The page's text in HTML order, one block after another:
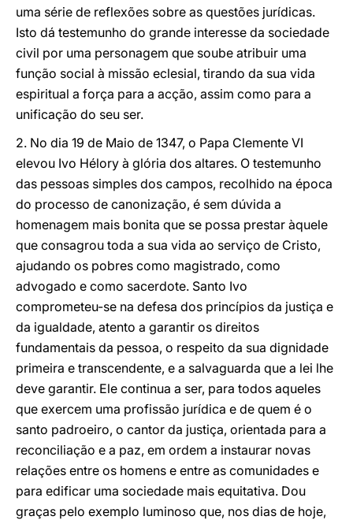
uma série de reflexões sobre as questões jurídicas.
Isto dá testemunho do grande interesse da sociedade
civil por uma personagem que soube atribuir uma
função social à missão eclesial, tirando da sua vida
espiritual a força para a acção, assim como para a
unificação do seu ser.
2. No dia 19 de Maio de 1347, o Papa Clemente VI
elevou Ivo Hélory à glória dos altares. O testemunho
das pessoas simples dos campos, recolhido na época
do processo de canonização, é sem dúvida a
homenagem mais bonita que se possa prestar àquele
que consagrou toda a sua vida ao serviço de Cristo,
ajudando os pobres como magistrado, como
advogado e como sacerdote. Santo Ivo
comprometeu-se na defesa dos princípios da justiça e
da igualdade, atento a garantir os direitos
fundamentais da pessoa, o respeito da sua dignidade
primeira e transcendente, e a salvaguarda que a lei lhe
deve garantir. Ele continua a ser, para todos aqueles
que exercem uma profissão jurídica e de quem é o
santo padroeiro, o cantor da justiça, orientada para a
reconciliação e a paz, em ordem a instaurar novas
relações entre os homens e entre as comunidades e
para edificar uma sociedade mais equitativa. Dou
graças pelo exemplo luminoso que, nos dias de hoje,